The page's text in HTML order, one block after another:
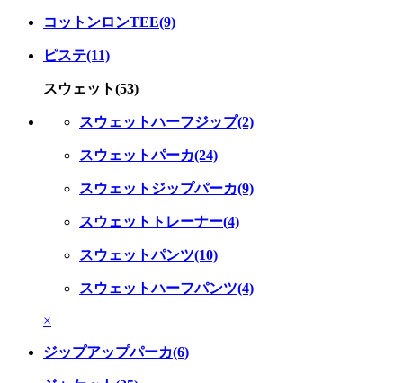
コットンロンTEE(9)
ピステ(11)
スウェット(53)
スウェットハーフジップ(2)
スウェットパーカ(24)
スウェットジップパーカ(9)
スウェットトレーナー(4)
スウェットパンツ(10)
スウェットハーフパンツ(4)
×
ジップアップパーカ(6)